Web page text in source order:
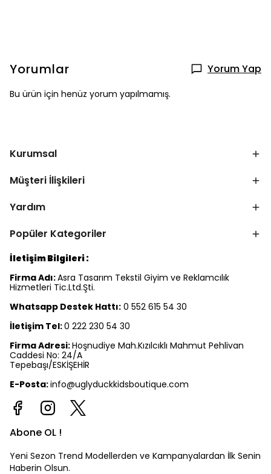
Yorumlar Yorum Yap
Bu ürün için henüz yorum yapılmamış.
Kurumsal
Müşteri İlişkileri
Yardım
Popüler Kategoriler
İletişim Bilgileri :
Firma Adı:Asra Tasarım Tekstil Giyim ve Reklamcılık
Hizmetleri Tic.Ltd.Şti.
Whatsapp Destek Hattı: 0 552 615 54 30
İletişim Tel:0 222 230 54 30
Firma Adresi:Hoşnudiye Mah.Kızılcıklı Mahmut Pehlivan
Caddesi No: 24/A
Tepebaşı/ESKİŞEHİR
E-Posta:info@uglyduckkidsboutique.com
Abone OL !
Yeni Sezon Trend Modellerden ve Kampanyalardan İlk Senin
Haberin Olsun.